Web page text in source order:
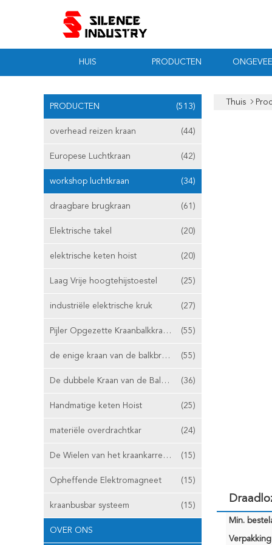
HUIS PRODUCTEN
PRODUCTEN (513)
overhead reizen kraan (44)
Europese Luchtkraan (42)
workshop luchtkraan (34)
draagbare brugkraan (61)
Elektrische takel (20)
elektrische keten hoist (20)
Laag Vrije hoogtehijstoestel (25)
industriële elektrische kruk (27)
Pijler Opgezette Kraanbalkkraan (55)
de enige kraan van de balkbrug (55)
De dubbele Kraan van de Balkbrug (36)
Handmatige keten Hoist (25)
materiële overdrachtkar (24)
De Wielen van het kraankarretje (15)
Opheffende Elektromagneet (15)
kraanbusbar systeem (15)
OVER ONS
Thuis
Min.